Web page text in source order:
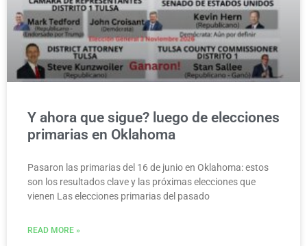
Y ahora que sigue? luego de elecciones
primarias en Oklahoma
Pasaron las primarias del 16 de junio en Oklahoma: estos
son los resultados clave y las próximas elecciones que
vienen Las elecciones primarias del pasado
READ MORE »